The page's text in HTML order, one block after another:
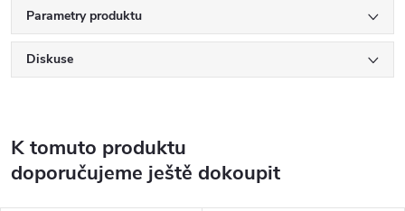
Parametry produktu
Diskuse
K tomuto produktu
doporučujeme ještě dokoupit